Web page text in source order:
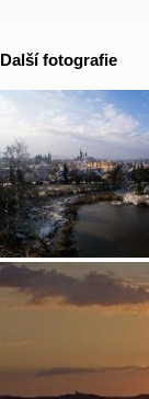
Další fotografie